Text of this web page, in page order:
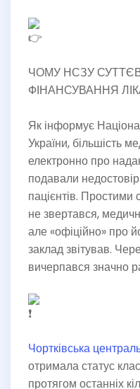
ЧОМУ НСЗУ
ФІНАНСУВАННЯ
Як інформує
України, більшість
електронно про
подавали
пацієнтів. Простими
не звертався,
але «офіційно» про
заклад звітував.
вичерпався значно
Чортківська
отримала статус
протягом останніх